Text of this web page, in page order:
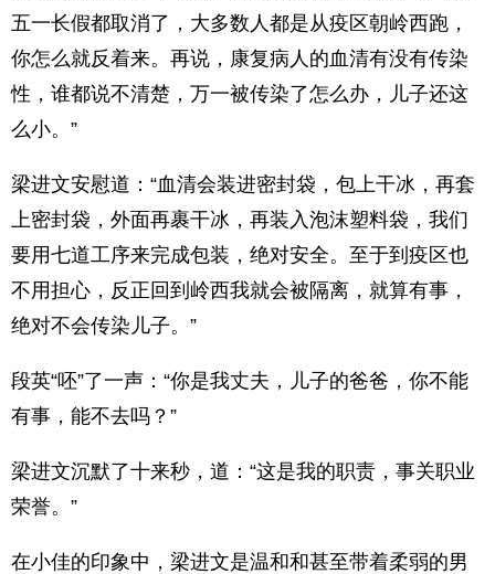
五一长假都取消了，大多数人都是从疫区朝岭西跑，
你怎么就反着来。再说，康复病人的血清有没有传染
性，谁都说不清楚，万一被传染了怎么办，儿子还这
么小。”
梁进文安慰道：“血清会装进密封袋，包上干冰，再套
上密封袋，外面再裹干冰，再装入泡沫塑料袋，我们
要用七道工序来完成包装，绝对安全。至于到疫区也
不用担心，反正回到岭西我就会被隔离，就算有事，
绝对不会传染儿子。”
段英“呸”了一声：“你是我丈夫，儿子的爸爸，你不能
有事，能不去吗？”
梁进文沉默了十来秒，道：“这是我的职责，事关职业
荣誉。”
在小佳的印象中，梁进文是温和和甚至带着柔弱的男